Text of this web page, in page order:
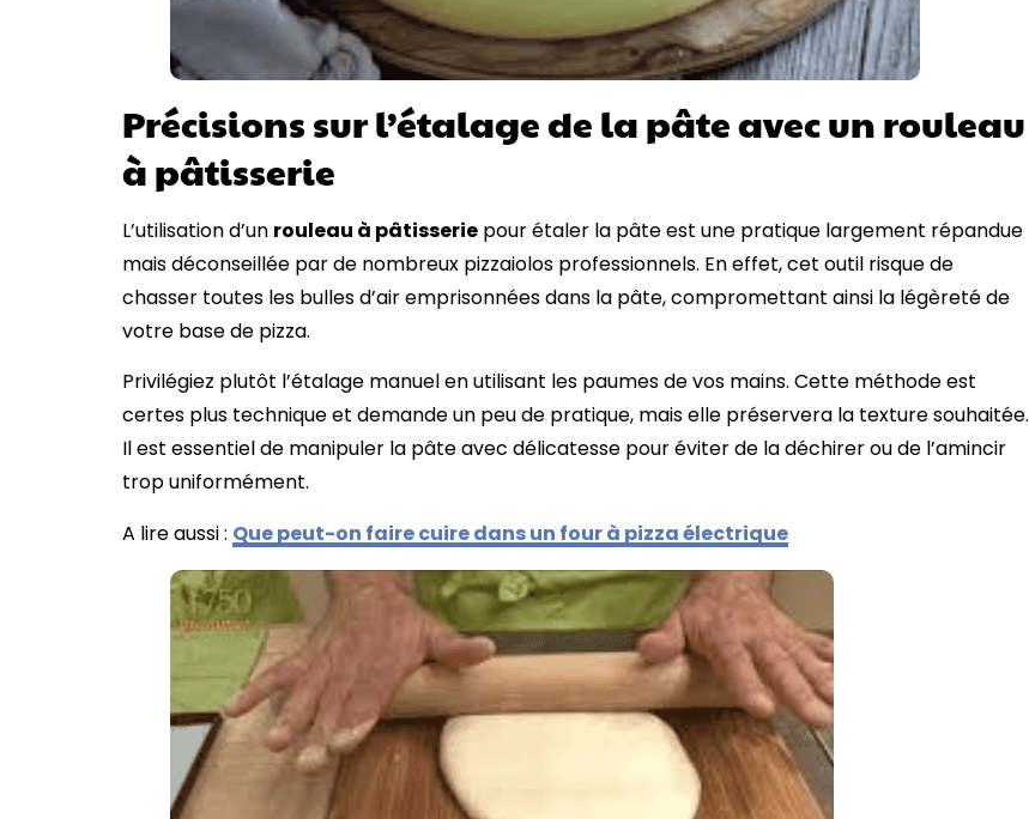
Précisions sur l’étalage de la pâte avec un rouleau
à pâtisserie
L’utilisation d’un rouleau à pâtisserie pour étaler la pâte est une pratique largement répandue
mais déconseillée par de nombreux pizzaiolos professionnels. En effet, cet outil risque de
chasser toutes les bulles d’air emprisonnées dans la pâte, compromettant ainsi la légèreté de
votre base de pizza.
Privilégiez plutôt l’étalage manuel en utilisant les paumes de vos mains. Cette méthode est
certes plus technique et demande un peu de pratique, mais elle préservera la texture souhaitée.
Il est essentiel de manipuler la pâte avec délicatesse pour éviter de la déchirer ou de l’amincir
trop uniformément.
A lire aussi : Que peut-on faire cuire dans un four à pizza électrique